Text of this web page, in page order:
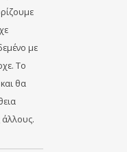
με
Το
θα
άλλους.